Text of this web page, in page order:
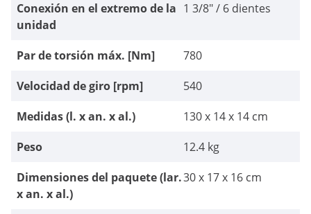
Conexión en el extremo de la
unidad
1 3/8" / 6 dientes
Par de torsión máx. [Nm]
780
Velocidad de giro [rpm]
540
Medidas (l. x an. x al.)
130 x 14 x 14 cm
Peso
12.4 kg
Dimensiones del paquete (lar.
x an. x al.)
30 x 17 x 16 cm